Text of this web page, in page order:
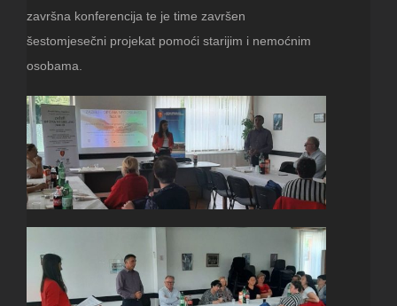
završna konferencija te je time završen
šestomjesečni projekat pomoći starijim i nemoćnim
osobama.